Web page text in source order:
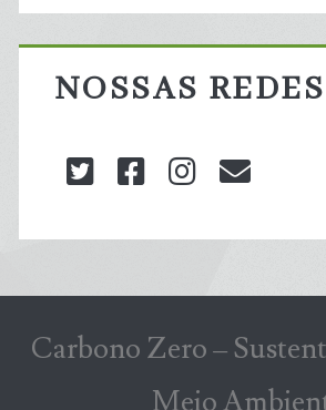
NOSSAS REDES
twitterfacebookinstagram
Carbono Zero –